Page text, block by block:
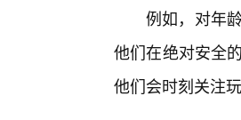
例如，对年
他们在绝对安全
他们会时刻关注